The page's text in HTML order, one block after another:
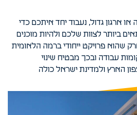
ארגון גדול, נעבוד יחד איתכם כדי
ביותר לצוות שלכם ולהיות מוכנים
שהוא פרויקט ייחודי ברמה הלאומית
כ-5,000 מקומות עבודה ובכך מבטיח שינוי
הארץ ולמדינת ישראל כולה